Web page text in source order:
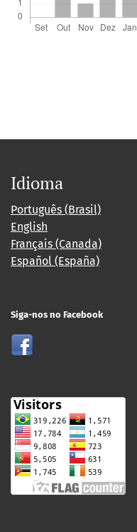
Idioma
Português (Brasil)
English
Français (Canada)
Español (España)
Siga-nos no Facebook